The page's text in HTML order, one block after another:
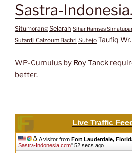
Sastra-
Situmorang Sejarah Sihar Ramses
Sutardji Calzoum Bachri Sutejo Taufiq
WP-Cumulus by Roy Tanck
better.
Live Traffic Feed
A visitor from Fort Lauderdale,
Sastra-Indonesia.com" 53 secs ago